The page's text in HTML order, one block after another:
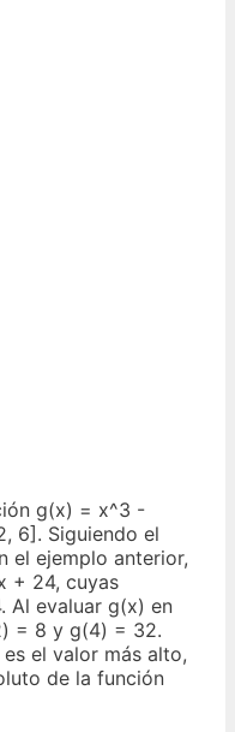
g(x) = x^3 -
6]. Siguiendo el
el ejemplo anterior,
+ 24, cuyas
Al evaluar g(x) en
= 8 y g(4) = 32.
el valor más alto,
de la función